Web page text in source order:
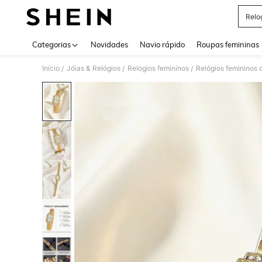
Categorias Novidades Navio rápido Roupas femininas
Início / Jóias & Relógios / Relogios femininos / Relógios femininos